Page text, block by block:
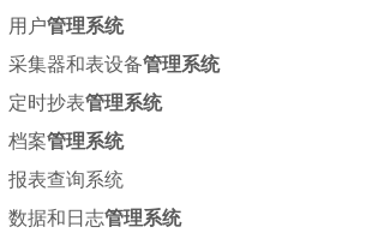
用户管理系统
采集器和表设备管理系统
定时抄表管理系统
档案管理系统
报表查询系统
数据和日志管理系统